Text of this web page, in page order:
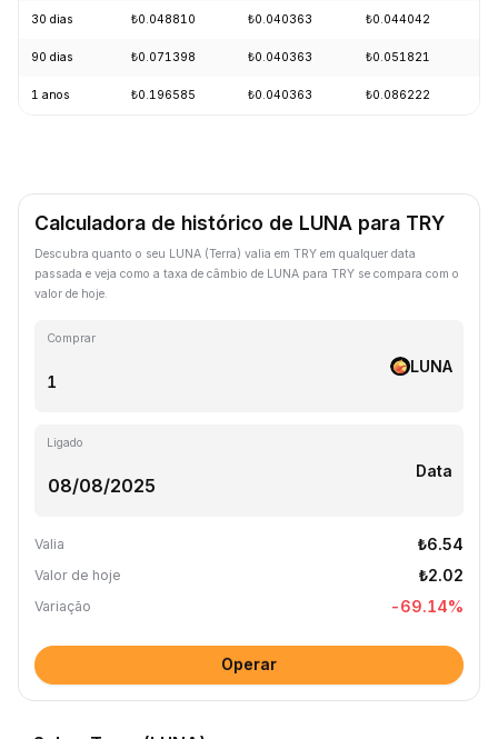
30 dias ₺0.048810 ₺0.040363 ₺0.044042
90 dias ₺0.071398 ₺0.040363 ₺0.051821
1 anos ₺0.196585 ₺0.040363 ₺0.086222
Calculadora de histórico de LUNA para TRY
Descubra quanto o seu LUNA (Terra) valia em TRY em qualquer data
passada e veja como a taxa de câmbio de LUNA para TRY se compara com o
valor de hoje.
Comprar
LUNA
Ligado
Data
Valia ₺6.54
Valor de hoje ₺2.02
Variação -69.14%
Operar